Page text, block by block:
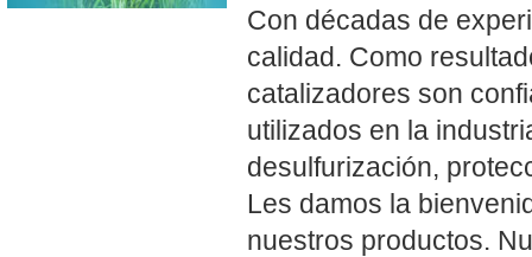
Con décadas de
calidad. Como
catalizadores son
utilizados en la
desulfurización,
Les damos la
nuestros productos.